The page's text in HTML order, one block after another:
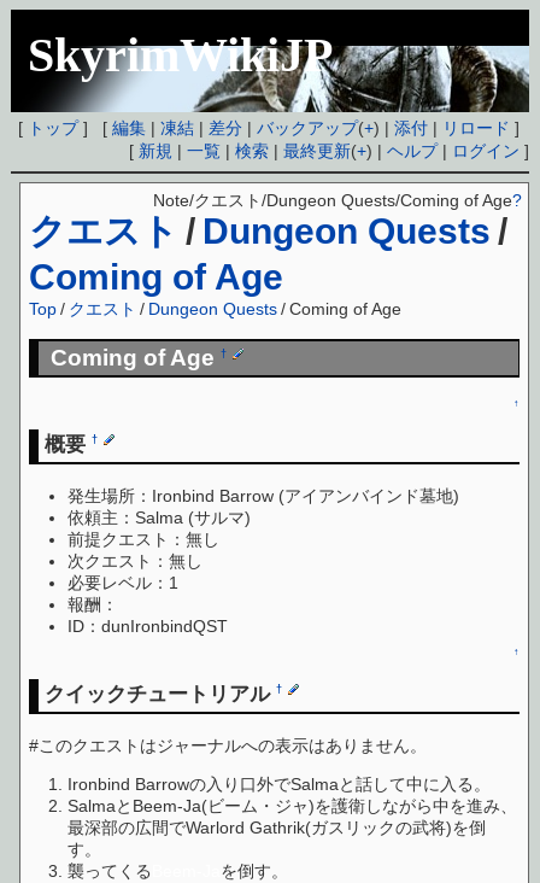
SkyrimWikiJP
[ トップ] [編集 |凍結 | 差分 |バックアップ(+) |添付 | リロード ]
[ 新規 |一覧 |検索 |最終更新(+) |ヘルプ| ログイン ]
クエスト / Dungeon Quests /
Coming of Age
Note/クエスト/Dungeon Quests/Coming of Age?
Top / クエスト / Dungeon Quests/ Coming of Age
Coming of Age†
↑
概要†
発生場所：Ironbind Barrow (アイアンバインド墓地)
依頼主：Salma (サルマ)
前提クエスト：無し
次クエスト：無し
必要レベル：1
報酬：
ID：dunIronbindQST
↑
クイックチュートリアル†
#このクエストはジャーナルへの表示はありません。
Ironbind Barrowの入り口外でSalmaと話して中に入る。
SalmaとBeem-Ja(ビーム・ジャ)を護衛しながら中を進み、
最深部の広間でWarlord Gathrik(ガスリックの武将)を倒
す。
襲ってくる
を倒す。